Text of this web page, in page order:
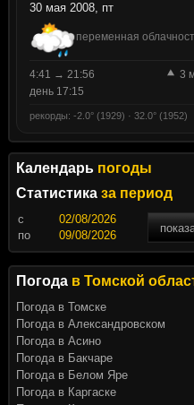
30 мая 2008, пт
переменная
4:41 → 21:56
3
день 17:15
рекорды: -2.0° (1929) · 32.0° (1952)
Календарь погоды
Статистика за период
c
по
Погода в Томской
Погода в Томске
Погода в Александровском
Погода в Асино
Погода в Бакчаре
Погода в Белом Яре
Погода в Каргаске